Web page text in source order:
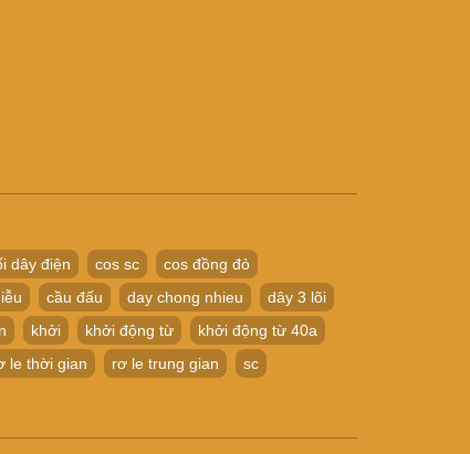
dây điện cos sc
cos đồng đỏ
cầu đấu day chong nhieu
dây 3 lõi
khởi khởi động từ
khởi động từ 40a
le thời gian rơ le trung gian
sc